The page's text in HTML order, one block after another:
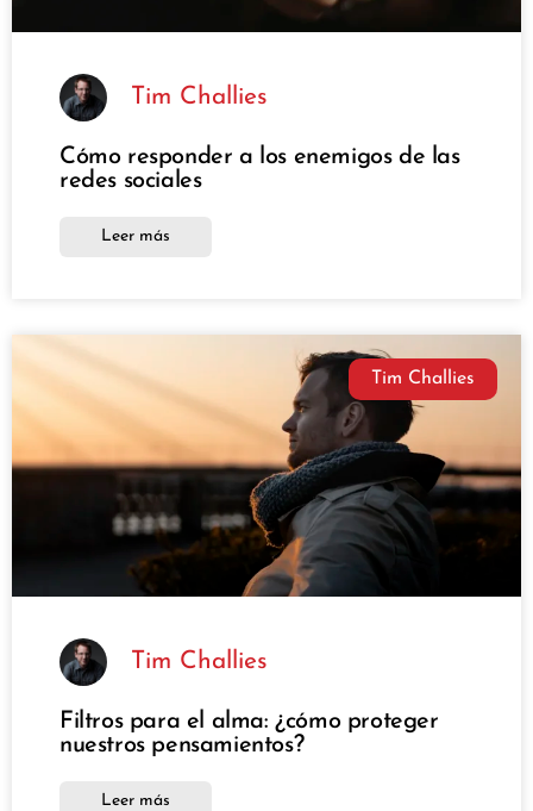
Tim Challies
Cómo responder a los enemigos de las
redes sociales
Leer más
Tim Challies
Tim Challies
Filtros para el alma: ¿cómo proteger
nuestros pensamientos?
Leer más